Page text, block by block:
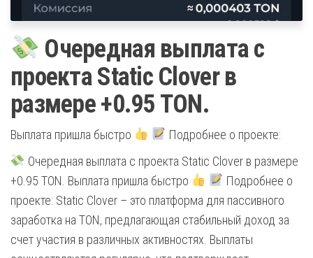
Очередная выплата с
проекта Static Clover в
размере +0.95 TON.
Выплата пришла быстро
Подробнее о проекте:
Очередная выплата с проекта Static Clover в размере
+0.95 TON. Выплата пришла быстро
Подробнее о
проекте: Static Clover – это платформа для пассивного
заработка на TON, предлагающая стабильный доход за
счет участия в различных активностях. Выплаты